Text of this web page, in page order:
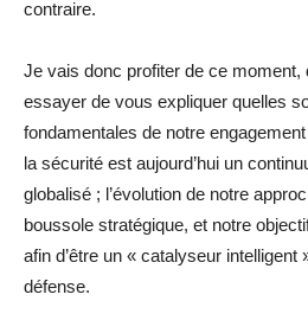
contraire.
Je vais donc profiter de ce moment,
essayer de vous expliquer quelles
fondamentales de notre
la sécurité est aujourd’hui un
globalisé ; l’évolution de notre
boussole stratégique, et notre
afin d’être un « catalyseur intelligent
défense.